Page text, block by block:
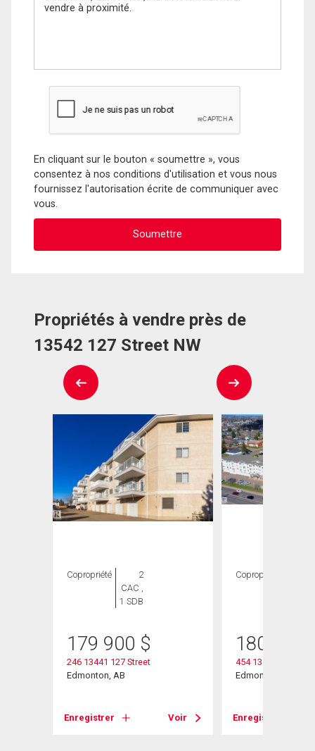
En cliquant sur le bouton « soumettre », vous
consentez à nos conditions d'utilisation et vous nous
fournissez l'autorisation écrite de communiquer avec
vous.
Propriétés à vendre près de
13542 127 Street NW
Copropriété
2
CAC ,
1 SDB
179 900 $
246 13441 127 Street
Edmonton, AB
Enregistrer Voir
Copropriété
180 000
454 13441 127
Edmonton, AB
Enregistrer